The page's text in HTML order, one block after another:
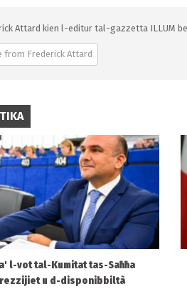
Attard kien l-editur tal-gazzetta ILLUM
from Frederick Attard
l-vot tal-Kumitat tas-Saħħa
u d-disponibbiltà